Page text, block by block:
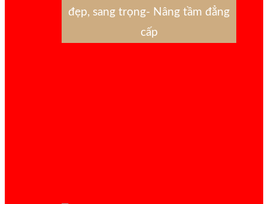
đẹp, sang trọng- Nâng tầm đẳng
cấp